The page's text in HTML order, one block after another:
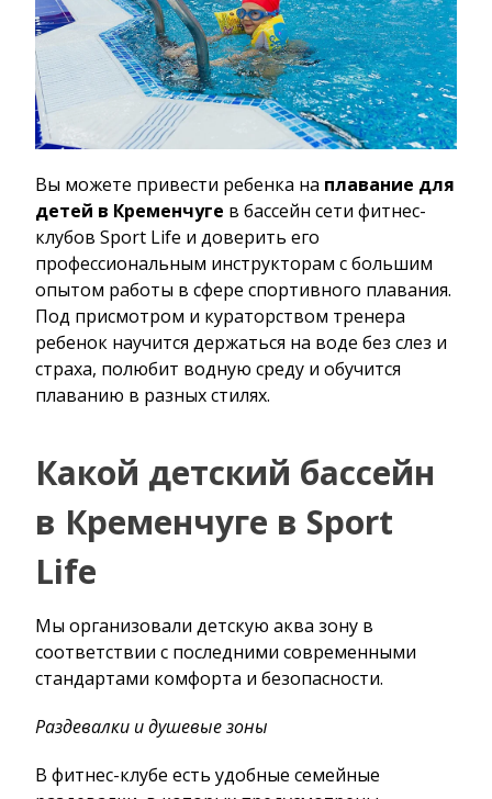
Вы можете привести ребенка на плавание для
детей в Кременчуге в бассейн сети фитнес-
клубов Sport Life и доверить его
профессиональным инструкторам с большим
опытом работы в сфере спортивного плавания.
Под присмотром и кураторством тренера
ребенок научится держаться на воде без слез и
страха, полюбит водную среду и обучится
плаванию в разных стилях.
Какой детский бассейн
в Кременчуге в Sport
Life
Мы организовали детскую аква зону в
соответствии с последними современными
стандартами комфорта и безопасности.
Раздевалки и душевые зоны
В фитнес-клубе есть удобные семейные